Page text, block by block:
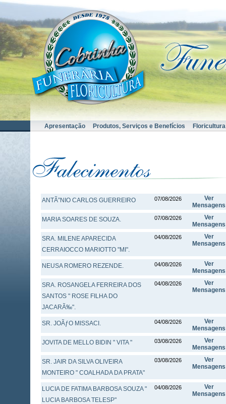
Apresentação Produtos, Serviços e Benefícios Floricultura
ANTÃ”NIO CARLOS GUERREIRO 07/08/2026
Ver
Mensagens
MARIA SOARES DE SOUZA.
07/08/2026
Ver
Mensagens
SRA. MILENE APARECIDA
CERRAIOCCO MARIOTTO "MI".
04/08/2026
Ver
Mensagens
NEUSA ROMERO REZENDE. 04/08/2026
Ver
Mensagens
SRA. ROSANGELA FERREIRA DOS
SANTOS " ROSE FILHA DO
JACARÃ‰".
04/08/2026
Ver
Mensagens
SR. JOÃƒO MISSACI. 04/08/2026
Ver
Mensagens
JOVITA DE MELLO BIDIN " VITA "
03/08/2026
Ver
Mensagens
SR. JAIR DA SILVA OLIVEIRA
MONTEIRO " COALHADA DA PRATA"
03/08/2026
Ver
Mensagens
LUCIA DE FATIMA BARBOSA SOUZA "
LUCIA BARBOSA TELESP"
04/08/2026
Ver
Mensagens